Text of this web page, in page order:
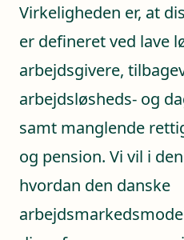
Virkeligheden er, at
er defineret ved lave
arbejdsgivere,
arbejdsløsheds- og
samt manglende
og pension. Vi vil i
hvordan den danske